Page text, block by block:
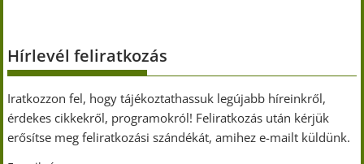
Hírlevél feliratkozás
Iratkozzon fel, hogy tájékoztathassuk legújabb híreinkről,
érdekes cikkekről, programokról! Feliratkozás után kérjük
erősítse meg feliratkozási szándékát, amihez e-mailt küldünk.